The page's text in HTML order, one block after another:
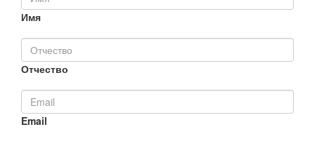
Имя
Отчество
Email